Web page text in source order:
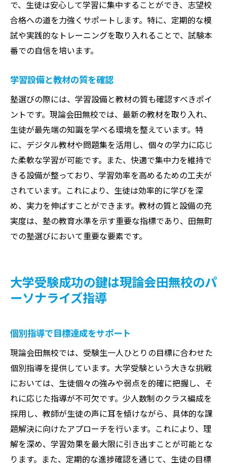
で、生徒は安心して学習に集中することができ、志望校
合格への道を力強くサポートします。特に、定期的な模
試や実践的なトレーニングを取り入れることで、試験本
番での自信を培います。
学習設備と教材の質を確認
塾選びの際には、学習設備と教材の質も確認すべきポイ
ントです。現論会田無校では、最新の教材を取り入れ、
生徒が最先端の知識を学べる環境を整えています。特
に、デジタル教材や問題集を活用し、個々の学力に応じ
た柔軟な学習が可能です。また、快適で集中力を維持で
きる設備が整っており、学習効率を高めるための工夫が
されています。これにより、生徒は効率的に学びを深
め、実力を伸ばすことができます。教材の質と設備の充
実度は、塾の教育水準を示す重要な指標であり、田無町
での塾選びにおいて重要な要素です。
大学受験成功の鍵は現論会田無校のパ
ーソナライズ指導
個別指導で目標達成をサポート
現論会田無校では、受験生一人ひとりの目標に合わせた
個別指導を提供しています。大学受験という大きな挑戦
においては、生徒個々の強みや弱点を的確に把握し、そ
れに応じた指導が不可欠です。少人数制のクラス編成を
採用し、教師が生徒の声に耳を傾けながら、具体的な課
題解決に向けたアプローチを行います。これにより、理
解を深め、学習効果を最大限に引き出すことが可能とな
ります。また、定期的な進捗確認を通じて、生徒の目標